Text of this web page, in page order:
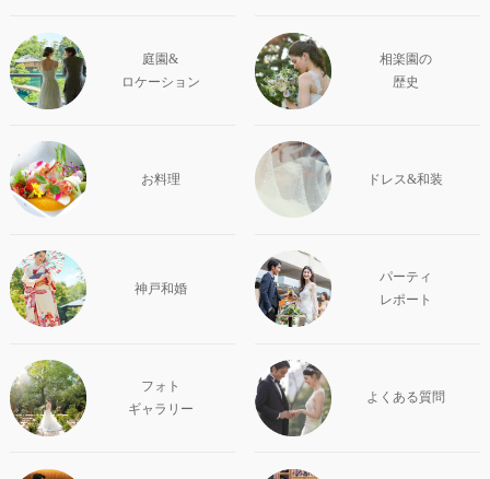
庭園&
ロケーション
相楽園の
歴史
お料理 ドレス&和装
神戸和婚
パーティ
レポート
フォト
ギャラリー
よくある質問